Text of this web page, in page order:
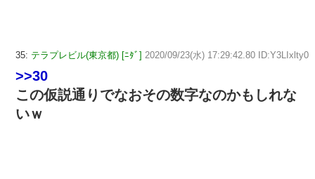
35: テラプレビル(東京都) [ﾆﾀﾞ] 2020/09/23(水) 17:29:42.80 ID:Y3LIxlty0
>>30
この仮説通りでなおその数字なのかもしれな
いｗ